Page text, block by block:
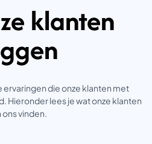
klanten
ervaringen die onze klanten met
Hieronder lees je wat onze klanten
ons vinden.